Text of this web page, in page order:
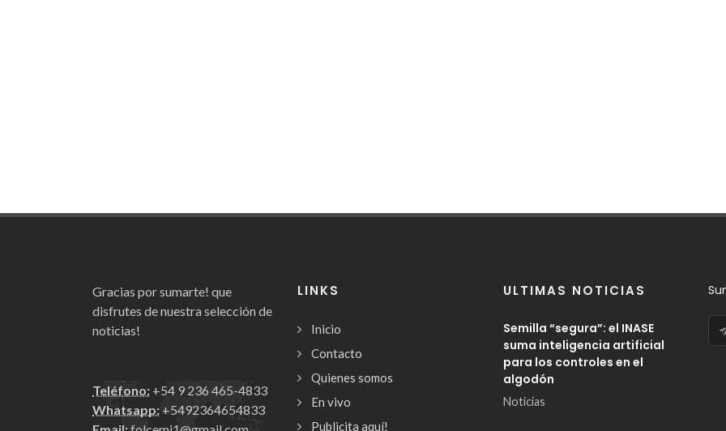
Gracias por sumarte! que
disfrutes de nuestra selección de
noticias!
Teléfono: +54 9 236 465-4833
Whatsapp: +5492364654833
LINKS
Inicio
Contacto
Quienes somos
En vivo
Publicita aquí!
ULTIMAS NOTICIAS
Semilla “segura”: el INASE
suma inteligencia artificial
para los controles en el
algodón
Noticias